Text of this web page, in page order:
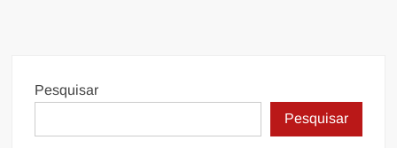
Pesquisar
Pesquisar